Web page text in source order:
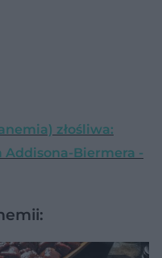
złośliwa:
Addisona-Biermera -